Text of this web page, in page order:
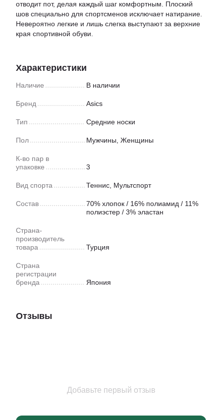
отводит пот, делая каждый шаг комфортным. Плоский
шов специально для спортсменов исключает натирание.
Невероятно легкие и лишь слегка выступают за верхние
края спортивной обуви.
Характеристики
Наличие В наличии
Бренд Asics
Тип Средние носки
Пол Мужчины, Женщины
К-во пар в
упаковке
3
Вид спорта Теннис Мультспорт
Состав
70% хлопок / 16% полиамид / 11%
полиэстер / 3% эластан
Страна-
производитель
товара
Турция
Страна
регистрации
бренда
Япония
Отзывы
Добавьте первый отзыв